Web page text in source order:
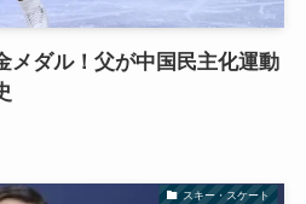
メダル！父が中国民主化運動
スキー・スケート